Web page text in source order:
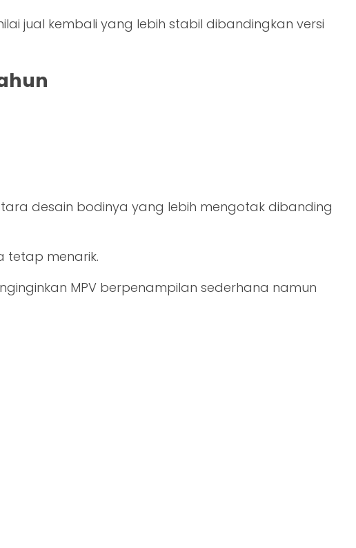
jual kembali yang lebih stabil dibandingkan versi
desain bodinya yang lebih mengotak dibanding
tetap menarik.
MPV berpenampilan sederhana namun